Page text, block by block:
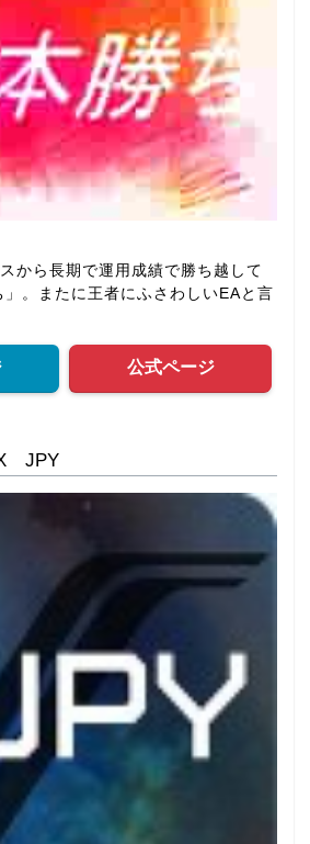
から長期で運用成績で勝ち越して
。またに王者にふさわしいEAと言
公式ページ
JPY